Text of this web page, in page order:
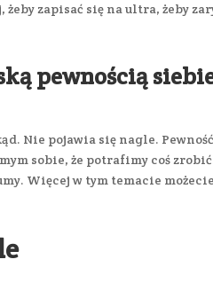
zapisać się na ultra, żeby
pewnością
Nie pojawia się nagle.
sobie, że potrafimy coś
Więcej w tym temacie